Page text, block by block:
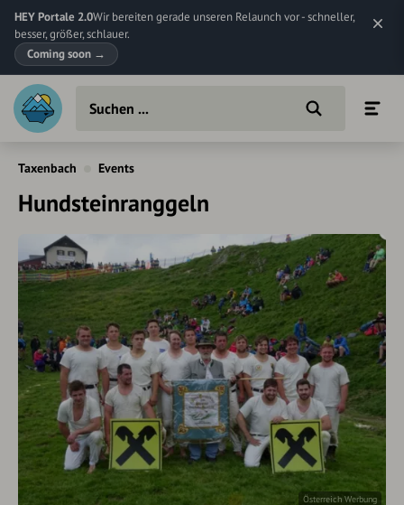
HEY Portale 2.0Wir bereiten gerade unseren Relaunch vor - schneller,
besser, größer, schlauer.
Coming soon →
Taxenbach Events
Hundsteinranggeln
Österreich Werbung